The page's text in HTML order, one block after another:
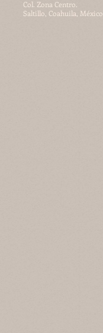
Col. Zona Centro.
Saltillo, Coahuila, México